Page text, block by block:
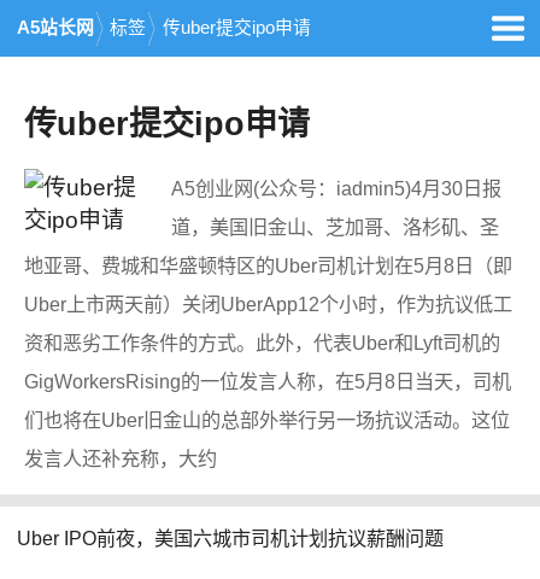
A5站长网 标签 传uber提交ipo申请
传uber提交ipo申请
A5创业网(公众号：iadmin5)4月30日报
道，美国旧金山、芝加哥、洛杉矶、圣
地亚哥、费城和华盛顿特区的Uber司机计划在5月8日（即
Uber上市两天前）关闭UberApp12个小时，作为抗议低工
资和恶劣工作条件的方式。此外，代表Uber和Lyft司机的
GigWorkersRising的一位发言人称，在5月8日当天，司机
们也将在Uber旧金山的总部外举行另一场抗议活动。这位
发言人还补充称，大约
Uber IPO前夜，美国六城市司机计划抗议薪酬问题